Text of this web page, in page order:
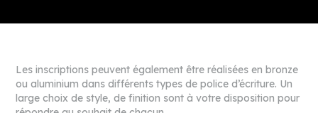
Les inscriptions peuvent également être réalisées en bronze
ou aluminium dans différents types de police d’écriture. Un
large choix de style, de finition sont à votre disposition pour